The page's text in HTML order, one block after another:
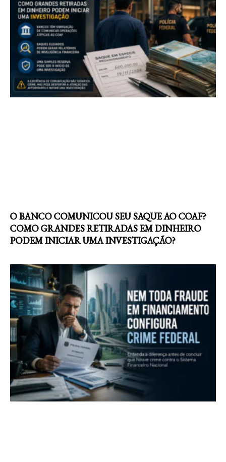
O BANCO COMUNICOU SEU SAQUE AO COAF?
COMO GRANDES RETIRADAS EM DINHEIRO
PODEM INICIAR UMA INVESTIGAÇÃO?